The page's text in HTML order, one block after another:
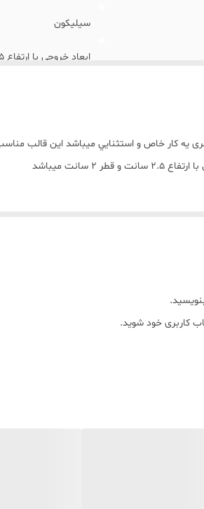
سیلیکون
ابعاد خروجی با ارتفاع 2.5 سانت و قطر 2 سانت میباشد
يه کار خاص و استثنايي ميباشد اين قالب
سانت میباشد
کاربری خود شوید.